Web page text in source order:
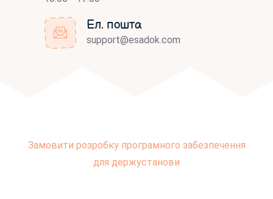
Ел. пошта
support@esadok.com
Замовити розробку програмного забезпечення
для держустанови